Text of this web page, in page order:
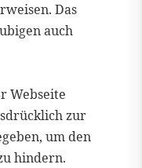
Das
auch
Webseite
zur
um den
hindern.